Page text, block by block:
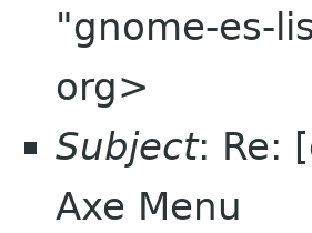
"gnome-es-
org>
Subject: Re:
Axe Menu